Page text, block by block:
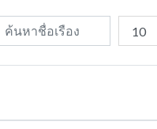
ค้นหาชื่อเรือง แสดง #